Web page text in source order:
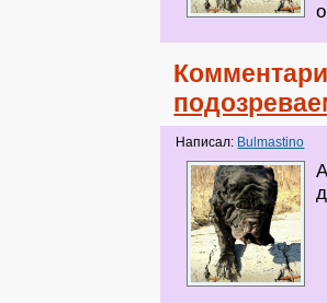
Написал: Bulmastino